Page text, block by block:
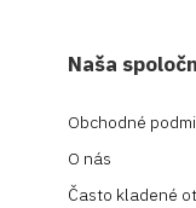
Naša
Obchodné
O nás
Často kladené